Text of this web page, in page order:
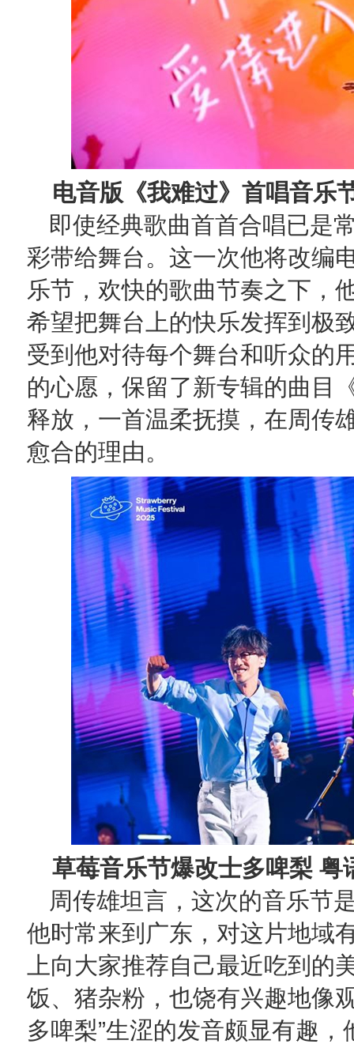
电音版《我难过》首唱音乐
即使经典歌曲首首合唱已是
彩带给舞台。这一次他将改编
乐节，欢快的歌曲节奏之下，
希望把舞台上的快乐发挥到极
受到他对待每个舞台和听众的
的心愿，保留了新专辑的曲目
释放，一首温柔抚摸，在周传
愈合的理由。
草莓音乐节爆改士多啤梨 粤
周传雄坦言，这次的音乐节
他时常来到广东，对这片地域
上向大家推荐自己最近吃到的
饭、猪杂粉，也饶有兴趣地像
多啤梨”生涩的发音颇显有趣